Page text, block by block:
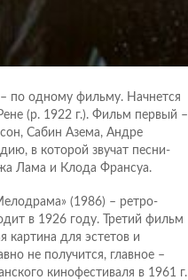
по одному фильму. Начнется
(р. 1922 г.). Фильм первый –
Сабин Азема, Андре
в которой звучат песни-
Лама и Клода Франсуа.
(1986) – ретро-
в 1926 году. Третий фильм
картина для эстетов и
не получится, главное –
кинофестиваля в 1961 г.